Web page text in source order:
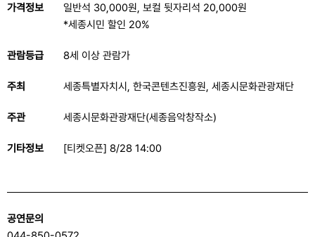
가격정보
일반석 30,000원, 보컬 뒷자리석 20,000원
*세종시민 할인 20%
관람등급 8세 이상 관람가
주최 세종특별자치시, 한국콘텐츠진흥원, 세종시문화관광재단
주관 세종시문화관광재단(세종음악창작소)
기타정보 [티켓오픈] 8/28 14:00
공연문의